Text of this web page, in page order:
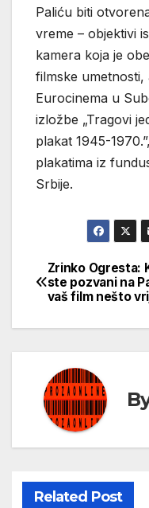
Paliću biti
vreme – objektivi
kamera koja je
filmske
Eurocinema u
izložbe „Tragovi
plakat 1945-
plakatima iz
Srbije.
Кретање
чланка
Zrinko Ogresta:
ste pozvani na
vaš film nešto
Related Post